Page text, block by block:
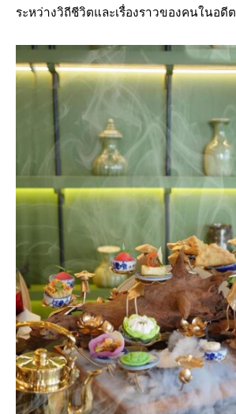
ระหว่างวิถีชีวิตและเรื่องราวของคนในอดีต